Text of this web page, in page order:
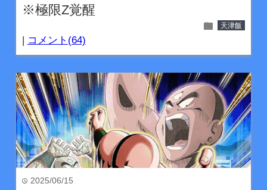
※極限Z覚醒
folder 天津飯
| コメント(64)
time 2025/06/15